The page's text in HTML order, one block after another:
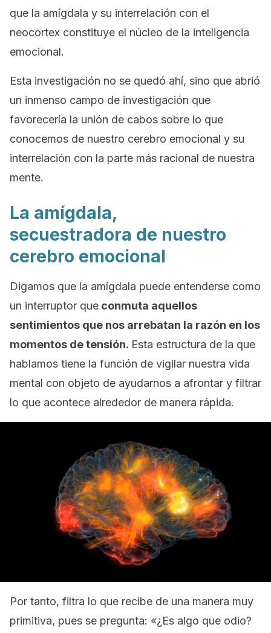
que la amígdala y su interrelación con el
neocortex constituye el núcleo de la inteligencia
emocional.
Esta investigación no se quedó ahí, sino que abrió
un inmenso campo de investigación que
favorecería la unión de cabos sobre lo que
conocemos de nuestro cerebro emocional y su
interrelación con la parte más racional de nuestra
mente.
La amígdala,
secuestradora de nuestro
cerebro emocional
Digamos que la amígdala puede entenderse como
un interruptor que conmuta aquellos
sentimientos que nos arrebatan la razón en los
momentos de tensión. Esta estructura de la que
hablamos tiene la función de vigilar nuestra vida
mental con objeto de ayudarnos a afrontar y filtrar
lo que acontece alrededor de manera rápida.
Por tanto, filtra lo que recibe de una manera muy
primitiva, pues se pregunta: «¿Es algo que odio?